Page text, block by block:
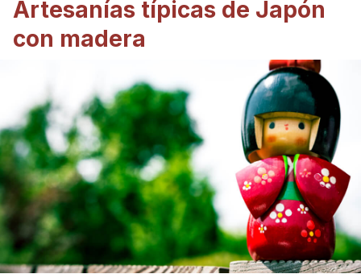
Artesanías típicas de Japón
con madera